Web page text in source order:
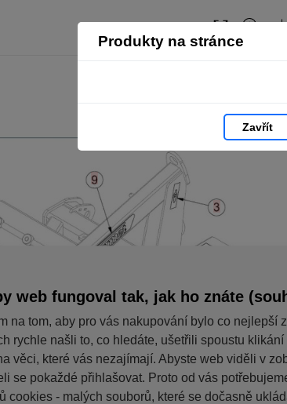
Produkty na stránce
Zavřít
web fungoval tak, jak ho znáte
na tom, aby pro vás nakupování bylo co nejlepší
rychle našli to, co hledáte, ušetřili spoustu
věci, které vás nezajímají. Abyste web viděli v
se pokaždé přihlašovat. Proto od vás
cookies - malých souborů, které se dočasně